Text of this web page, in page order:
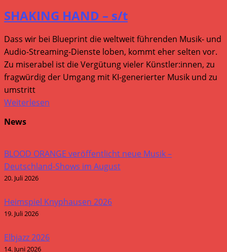
SHAKING HAND – s/t
Dass wir bei Blueprint die weltweit führenden Musik- und
Audio-Streaming-Dienste loben, kommt eher selten vor.
Zu miserabel ist die Vergütung vieler Künstler:innen, zu
fragwürdig der Umgang mit KI-generierter Musik und zu
umstritt
Weiterlesen
News
BLOOD ORANGE veröffentlicht neue Musik –
Deutschland-Shows im August
20. Juli 2026
Heimspiel Knyphausen 2026
19. Juli 2026
Elbjazz 2026
14. Juni 2026